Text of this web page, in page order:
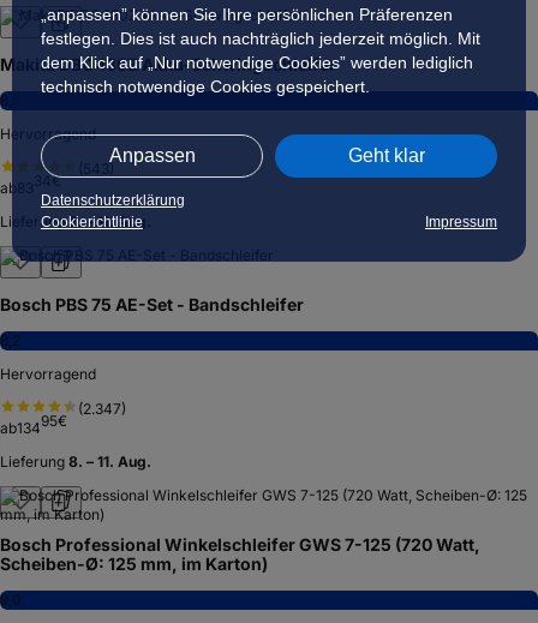
„anpassen” können Sie Ihre persönlichen Präferenzen
festlegen. Dies ist auch nachträglich jederzeit möglich. Mit
dem Klick auf „Nur notwendige Cookies” werden lediglich
technisch notwendige Cookies gespeichert.
Anpassen Geht klar
Datenschutzerklärung
Cookierichtlinie
Impressum
Makita DBO480Z Akku-Schwingschleifer
8,6
Hervorragend
ab
34€
Lieferung 8. – 11. Aug.
Bosch PBS 75 AE-Set - Bandschleifer
8,2
Hervorragend
(2.347)
ab13495€
Lieferung 8. – 11. Aug.
Bosch Professional Winkelschleifer GWS 7-125 (720 Watt,
Scheiben-Ø: 125 mm, im Karton)
9,0